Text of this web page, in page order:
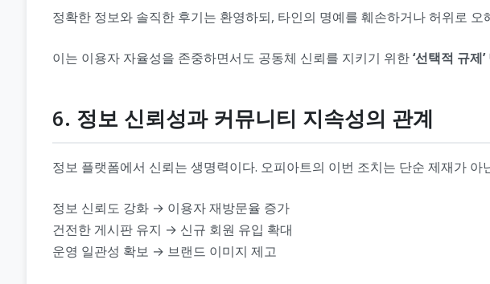
정확한 정보와 솔직한 후기는 환영하되, 타인의 명예를 훼손하거나 허위로
이는 이용자 자율성을 존중하면서도 공동체 신뢰를 지키기 위한‘선택적 규제’
6. 정보 신뢰성과 커뮤니티 지속성의 관계
정보 플랫폼에서 신뢰는 생명력이다. 오피아트의 이번 조치는 단순 제재가 아
정보 신뢰도 강화 → 이용자 재방문율 증가
건전한 게시판 유지 → 신규 회원 유입 확대
운영 일관성 확보 → 브랜드 이미지 제고